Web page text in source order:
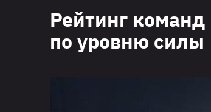
Рейтинг команд
по уровню силы